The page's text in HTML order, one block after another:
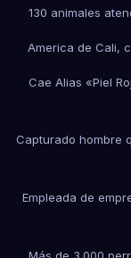
130 animales
America de Cali,
Cae Alias «Piel
Capturado hombre
Empleada de